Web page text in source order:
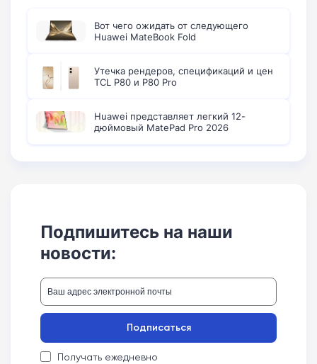
Вот чего ожидать от следующего
Huawei MateBook Fold
Утечка рендеров, спецификаций и цен
TCL P80 и P80 Pro
Huawei представляет легкий 12-
дюймовый MatePad Pro 2026
Подпишитесь на наши
новости:
Получать ежедневно
Подписаться